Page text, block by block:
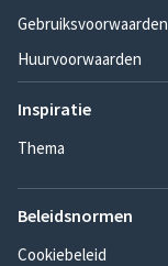
Gebruiksvoorwaarden
Huurvoorwaarden
Inspiratie
Thema
Beleidsnormen
Cookiebeleid